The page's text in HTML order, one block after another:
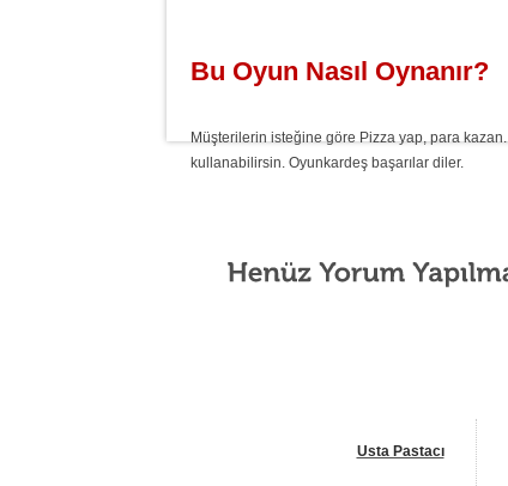
Bu Oyun Nasıl Oynanır?
Müşterilerin isteğine göre Pizza yap, para
kullanabilirsin. Oyunkardeş başarılar diler.
Usta Pastacı